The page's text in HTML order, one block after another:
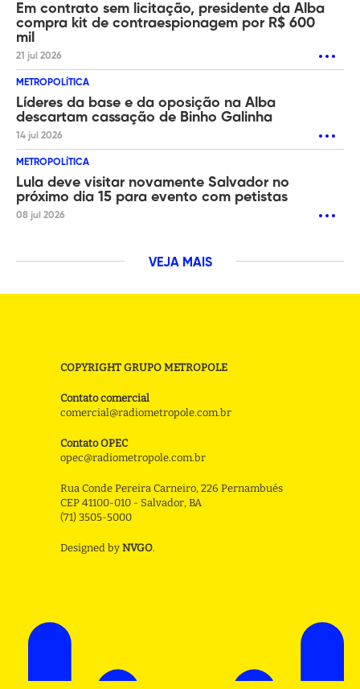
Em contrato sem licitação, presidente da Alba
compra kit de contraespionagem por R$ 600
mil
21 jul 2026
METROPOLÍTICA
Líderes da base e da oposição na Alba
descartam cassação de Binho Galinha
14 jul 2026
METROPOLÍTICA
Lula deve visitar novamente Salvador no
próximo dia 15 para evento com petistas
08 jul 2026
VEJA MAIS
COPYRIGHT GRUPO METROPOLE
Contato comercial
comercial@radiometropole.com.br
Contato OPEC
opec@radiometropole.com.br
Rua Conde Pereira Carneiro, 226 Pernambués
CEP 41100-010 - Salvador, BA
(71) 3505-5000
Designed by NVGO.